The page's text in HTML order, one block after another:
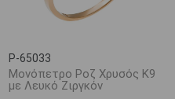
P-65033
Μονόπετρο Ροζ Χρυσός Κ9
με Λευκό Ζιργκόν